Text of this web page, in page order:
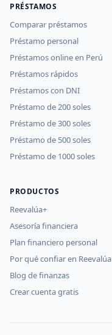
PRÉSTAMOS
Comparar préstamos
Préstamo personal
Préstamos online en Perú
Préstamos rápidos
Préstamos con DNI
Préstamo de 200 soles
Préstamo de 300 soles
Préstamo de 500 soles
Préstamo de 1000 soles
PRODUCTOS
Reevalúa+
Asesoría financiera
Plan financiero personal
Por qué confiar en Reevalúa
Blog de finanzas
Crear cuenta gratis